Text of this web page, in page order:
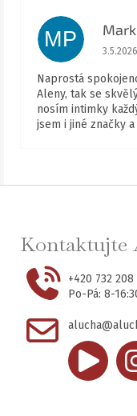
MP 3.5.2026
Naprostá
Aleny, tak se
nosím intimky
jsem i jiné značky
Kontaktujte
+420 732 208
Po-Pá: 8-